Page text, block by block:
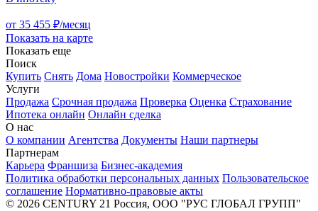
от 35 455 ₽/месяц
Показать на карте
Показать еще
Поиск
Купить Снять Дома Новостройки Коммерческое
Услуги
Продажа Срочная продажа Проверка Оценка Страхование
Ипотека онлайн Онлайн сделка
О нас
О компании Агентства Документы Наши партнеры
Партнерам
Карьера Франшиза Бизнес-академия
Политика обработки персональных данных Пользовательское
соглашение Нормативно-правовые акты
© 2026 CENTURY 21 Россия, ООО "РУС ГЛОБАЛ ГРУПП"